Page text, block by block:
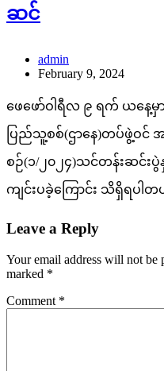
ဆင်
admin
February 9, 2024
ဖေဖော်ဝါရီလ ၉ ရက် ယနေ့မှ
ပြည်သူ့စစ်(ဌာနေ)တပ်ဖွဲ့ဝင်
စဉ်(၁/၂၀၂၄)သင်တန်းဆင်
ကျင်းပခဲ့ကြောင်း သိရှိရပါတ
Leave a Reply
Your email address will not be
marked *
Comment *